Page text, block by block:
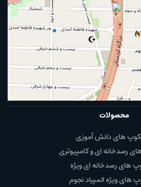
محصولات
های دانش آموزی
رصدخانه ای و کامپیوتری
های رصدخانه ای ویژه
های ویژه المپیاد نجوم